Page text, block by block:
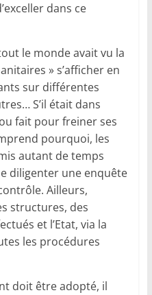
dans ce
le monde avait vu la
» s’afficher en
sur différentes
S’il était dans
fait pour freiner ses
pourquoi, les
autant de temps
diligenter une enquête
Ailleurs,
structures, des
et l’Etat, via la
les procédures
doit être adopté, il